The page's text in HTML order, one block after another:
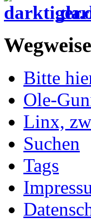
Bitte
Ole-
Linx,
Suchen
Tags